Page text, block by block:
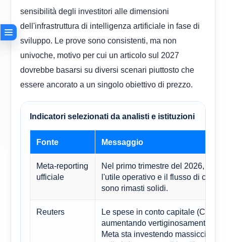
sensibilità degli investitori alle dimensioni
dell'infrastruttura di intelligenza artificiale in fase di
sviluppo. Le prove sono consistenti, ma non
univoche, motivo per cui un articolo sul 2027
dovrebbe basarsi su diversi scenari piuttosto che
essere ancorato a un singolo obiettivo di prezzo.
Indicatori selezionati da analisti e istituzioni
Fonte Messaggio
Meta-reporting
ufficiale
Nel primo trimestre del 2026, la
l'utile operativo e il flusso di cassa
sono rimasti solidi.
Reuters
Le spese in conto capitale
aumentando vertiginosamente,
Meta sta investendo